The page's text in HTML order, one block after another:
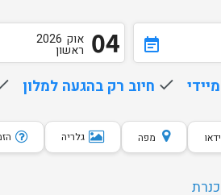
event_note
04 אוק 2026
ראשון
done חיוב רק בהגעה למלון
מפה גלריה הזמנת